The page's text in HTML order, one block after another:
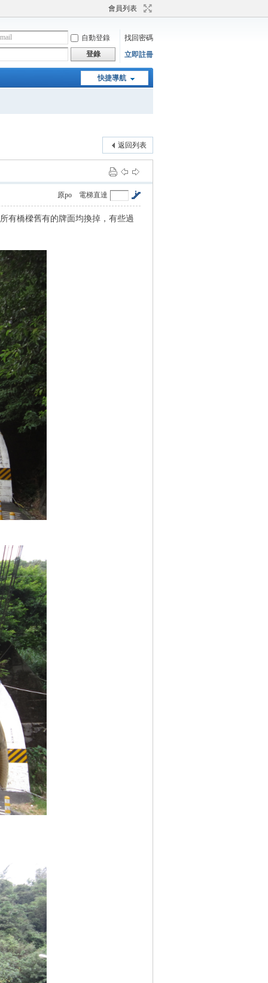
會員列表
自動登錄
找回密碼
登錄
立即註冊
快捷導航
返回列表
電梯直達
原po
有橋樑舊有的牌面均換掉，有些過